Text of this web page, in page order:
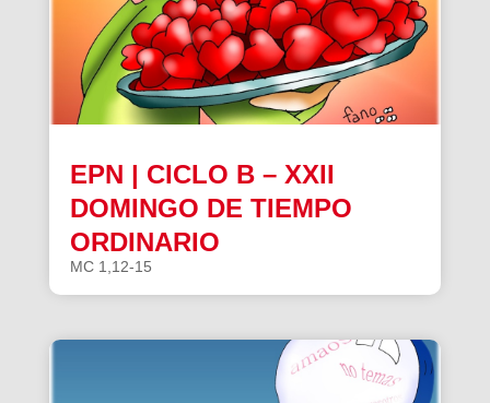
EPN | CICLO B – XXII
DOMINGO DE TIEMPO
ORDINARIO
MC 1,12-15